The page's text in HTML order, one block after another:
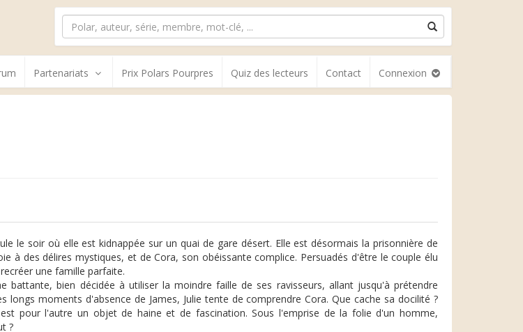
Partenariats Prix Polars Pourpres Quiz des lecteurs Contact Connexion
le soir où elle est kidnappée sur un quai de gare désert. Elle est désormais la prisonnière de
à des délires mystiques, et de Cora, son obéissante complice. Persuadés d'être le couple élu
une famille parfaite.
battante, bien décidée à utiliser la moindre faille de ses ravisseurs, allant jusqu'à prétendre
longs moments d'absence de James, Julie tente de comprendre Cora. Que cache sa docilité ?
est pour l'autre un objet de haine et de fascination. Sous l'emprise de la folie d'un homme,
?